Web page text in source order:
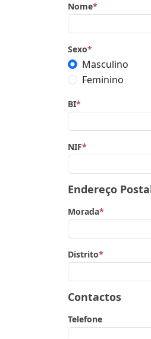
Nome*
Sexo*
Masculino
Feminino
BI*
NIF*
Endereço
Morada*
Distrito*
Contactos
Telefone